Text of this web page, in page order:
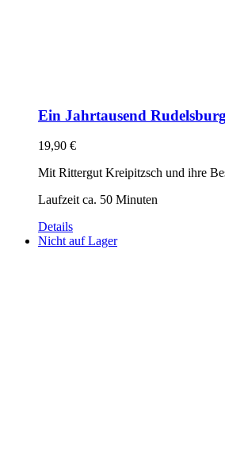
Ein Jahrtausend Rudelsburg
19,90 €
Mit Rittergut Kreipitzsch und ihre
Laufzeit ca. 50 Minuten
Details
Nicht auf Lager